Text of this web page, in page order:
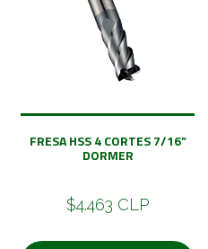
FRESA HSS 4 CORTES 7/16”
DORMER
$4.463 CLP